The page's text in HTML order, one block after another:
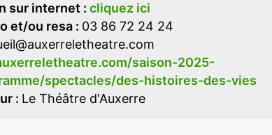
sur internet : cliquez ici
et/ou resa : 03 86 72 24 24
saison-2025-
spectacles/des-histoires-des-vies
: Le Théâtre d'Auxerre